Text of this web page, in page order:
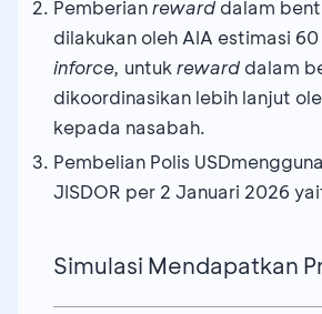
Juta
s.d. <
500
Juta
≥
s.d. <
1
3
Kerja (KMK)
- Memiliki
Kredit
Pemilikan
Rumah (KPR)
- Memiliki
Asset Under
Investasi
Pemberianreward dalam
dilakukan oleh AIA estimasi
inforce, untuk reward dalam
dikoordinasikan lebih lanjut
kepada nasabah.
Pembelian Polis
JISDOR per 2 Januari 2026
Simulasi Mendapatkan